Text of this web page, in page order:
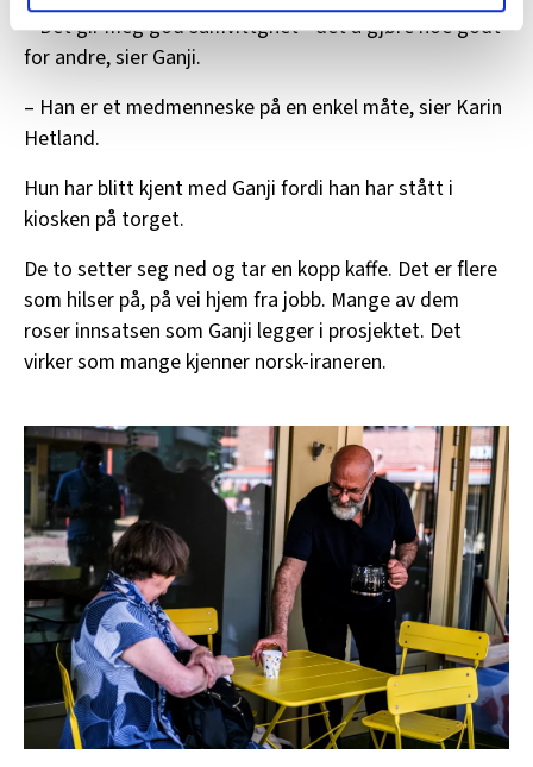
lære hvordan våre nettsider blir brukt slik at vi tilby
relevant innhold, tilpassede annonser og utarbeide
statistikk.
Vi deler bare informasjon om hvordan du bruker
nettstedet med LO Medias egne samarbeidspartnere
oversikten lengre ned på denne siden.
– Det gir meg god samvittghet - det å gjøre noe godt
for andre, sier Ganji.
– Han er et medmenneske på en enkel måte, sier Karin
Hetland.
Hun har blitt kjent med Ganji fordi han har stått i
kiosken på torget.
De to setter seg ned og tar en kopp kaffe. Det er flere
som hilser på, på vei hjem fra jobb. Mange av dem
roser innsatsen som Ganji legger i prosjektet. Det
virker som mange kjenner norsk-iraneren.